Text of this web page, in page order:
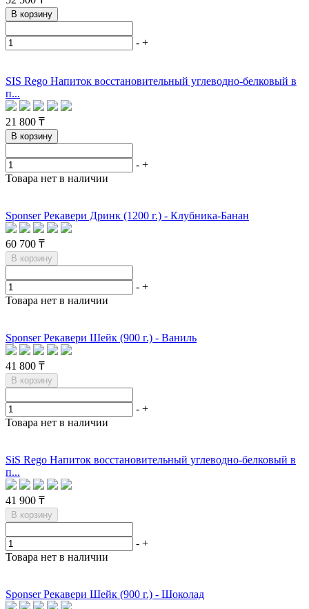
В корзину
- +
SIS Rego Напиток восстановительный углеводно-белковый в
п...
21 800 ₸
В корзину
- +
Товара нет в наличии
Sponser Рекавери Дринк (1200 г.) - Клубника-Банан
60 700 ₸
В корзину
- +
Товара нет в наличии
Sponser Рекавери Шейк (900 г.) - Ваниль
41 800 ₸
В корзину
- +
Товара нет в наличии
SiS Rego Напиток восстановительный углеводно-белковый в
п...
41 900 ₸
В корзину
- +
Товара нет в наличии
Sponser Рекавери Шейк (900 г.) - Шоколад